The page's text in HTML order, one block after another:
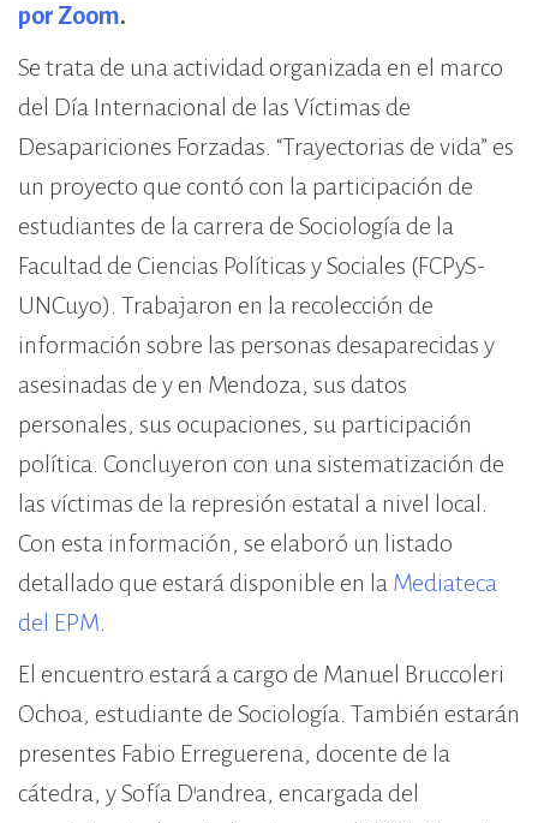
por Zoom.
Se trata de una actividad organizada en el marco
del Día Internacional de las Víctimas de
Desapariciones Forzadas. “Trayectorias de vida” es
un proyecto que contó con la participación de
estudiantes de la carrera de Sociología de la
Facultad de Ciencias Políticas y Sociales (FCPyS-
UNCuyo). Trabajaron en la recolección de
información sobre las personas desaparecidas y
asesinadas de y en Mendoza, sus datos
personales, sus ocupaciones, su participación
política. Concluyeron con una sistematización de
las víctimas de la represión estatal a nivel local.
Con esta información, se elaboró un listado
detallado que estará disponible en la Mediateca
del EPM
El encuentro estará a cargo de Manuel Bruccoleri
Ochoa, estudiante de Sociología. También estarán
presentes Fabio Erreguerena, docente de la
cátedra, y Sofía D’andrea, encargada del